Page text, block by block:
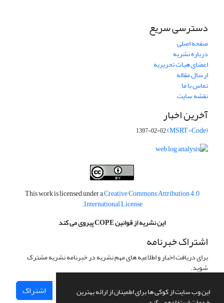
این وب سایت از کوکی ها برای اطمینان از ارائه بهترین
دسترسی سریع
صفحه اصلی
درباره نشریه
اعضای هیات تحریریه
ارسال مقاله
تماس با ما
نقشه سایت
آخرین اخبار
(MSRT-Code)
1397-02-02
This work is licensed under aCreative Commons Attribution 4.0
International License
.
این نشریه از قوانین COPE پیروی می کند
اشتراک خبرنامه
برای دریافت اخبار و اطلاعیه های مهم نشریه در خبرنامه نشریه مشترک
شوید.
اشتراک